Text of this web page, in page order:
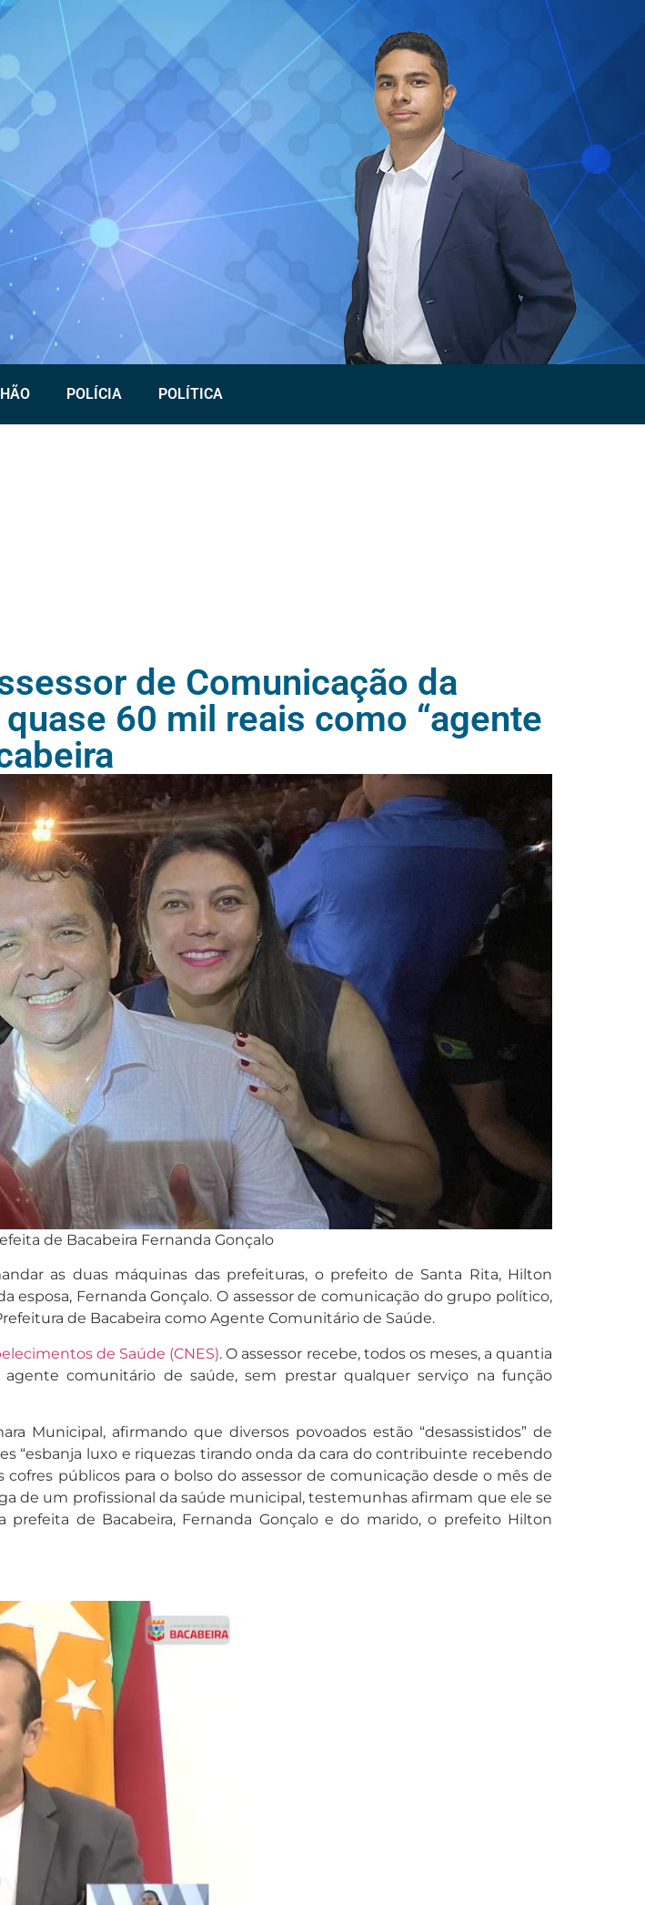
POLÍCIA POLÍTICA
de Comunicação da
60 mil reais como “agente
de Bacabeira Fernanda Gonçalo
as duas máquinas das prefeituras, o prefeito de Santa Rita, Hilton
esposa, Fernanda Gonçalo. O assessor de comunicação do grupo político,
de Bacabeira como Agente Comunitário de Saúde.
de Saúde (CNES). O assessor recebe, todos os meses, a quantia
comunitário de saúde, sem prestar qualquer serviço na função
Municipal, afirmando que diversos povoados estão “desassistidos” de
“esbanja luxo e riquezas tirando onda da cara do contribuinte recebendo
cofres públicos para o bolso do assessor de comunicação desde o mês de
de um profissional da saúde municipal, testemunhas afirmam que ele se
de Bacabeira, Fernanda Gonçalo e do marido, o prefeito Hilton